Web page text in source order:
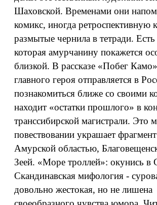
Шаховской. Временами они
комикс, иногда ретроспективную
размытые чернила в тетради. Есть
которая амурчанину покажется
близкой. В рассказе «Побег
главного героя отправляется в
познакомиться ближе со своими
находит «остатки прошлого» в
транссибирской магистрали. Это
повествовании украшает
Амурской областью,
Зеей. «Море троллей»: окунись в
Скандинавская мифология -
довольно жестокая, но не лишена